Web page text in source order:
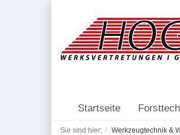
Startseite
Sie sind hier: Werkzeugtechnik &